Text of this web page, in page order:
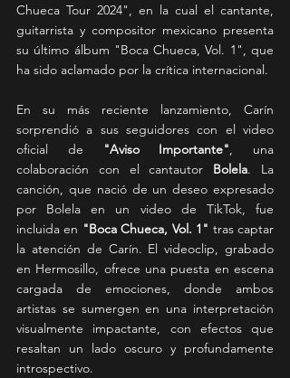
Chueca Tour 2024", en la cual el cantante,
guitarrista y compositor mexicano presenta
su último álbum "Boca Chueca, Vol. 1", que
ha sido aclamado por la crítica internacional.
En su más reciente lanzamiento, Carín
sorprendió a sus seguidores con el video
oficial de
"Aviso Importante", una
colaboración con el cantautor Bolela. La
canción, que nació de un deseo expresado
por Bolela en un video de TikTok, fue
incluida en "Boca Chueca, Vol. 1" tras captar
la atención de Carín. El videoclip, grabado
en Hermosillo, ofrece una puesta en escena
cargada de emociones, donde ambos
artistas se sumergen en una interpretación
visualmente impactante, con efectos que
resaltan un lado oscuro y profundamente
introspectivo.